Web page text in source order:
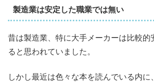
製造業は安定した職業では無い
昔は製造業、特に大手メーカーは比較的
ると思われていました。
しかし最近は色々な本を読んでいる内に